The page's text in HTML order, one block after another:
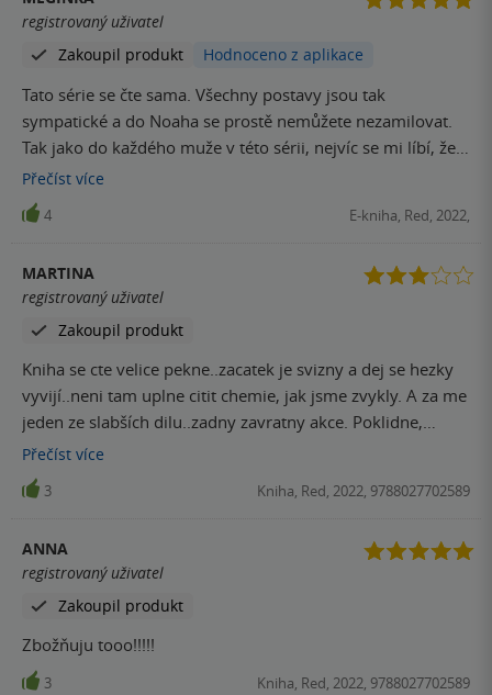
registrovaný uživatel
Zakoupil produkt
Hodnoceno z aplikace
Tato série se čte sama. Všechny postavy jsou tak
sympatické a do Noaha se prostě nemůžete nezamilovat.
Tak jako do každého muže v této sérii, nejvíc se mi líbí, že
se objevují stále postavy z předchozích dílu a vy víte jak to
s nimi dopadlo nebo alespoň pokračuje.
Přečíst více
4 E-kniha, Red, 2022,
MARTINA
registrovaný uživatel
Zakoupil produkt
Kniha se cte velice pekne..zacatek je svizny a dej se hezky
vyvijí..neni tam uplne citit chemie, jak jsme zvykly. A za me
jeden ze slabších dilu..zadny zavratny akce. Poklidne,
Přečíst více
3 Kniha, Red, 2022, 9788027702589
ANNA
registrovaný uživatel
Zakoupil produkt
Zbožňuju tooo!!!!!
3 Kniha, Red, 2022, 9788027702589